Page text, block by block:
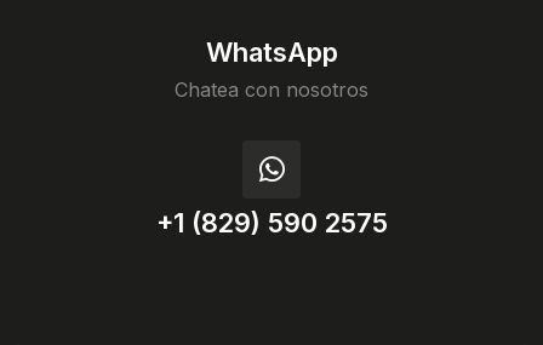
WhatsApp
Chatea con nosotros
+1 (829) 590 2575